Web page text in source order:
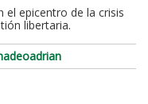
el epicentro de la crisis
libertaria.